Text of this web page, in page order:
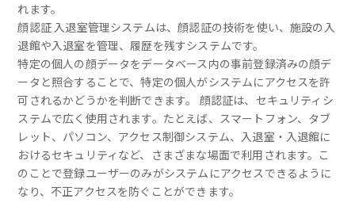
れます。
顔認証 入退室管理システムは、顔認証の技術を使い、施設の入
退館や入退室を管理、履歴を残すシステムです。
特定の個人の顔データをデータベース内の事前登録済みの顔デ
ータと照合することで、特定の個人がシステムにアクセスを許
可されるかどうかを判断できます。 顔認証は、セキュリティシ
ステムで広く使用されます。たとえば、スマートフォン、タブ
レット、パソコン、アクセス制御システム、入退室・入退館に
おけるセキュリティなど、さまざまな場面で利用されます。こ
のことで登録ユーザーのみがシステムにアクセスできるように
なり、不正アクセスを防ぐことができます。